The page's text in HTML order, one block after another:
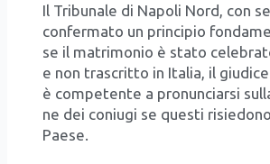
Il Tri­bu­na­le di Napo­li Nord, con
con­fer­ma­to un prin­ci­pio
se il matri­mo­nio è sta­to
e non tra­scrit­to in Ita­lia, il
è com­pe­ten­te a pro­nun­ciar­si
ne dei coniu­gi se que­sti
Pae­se.